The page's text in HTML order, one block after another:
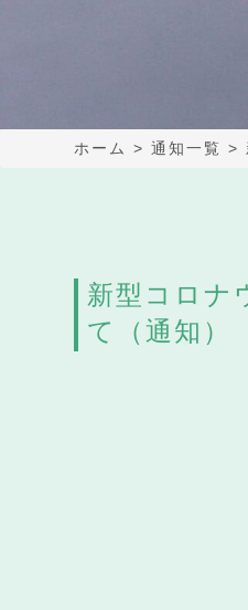
ホーム > 通知一覧 >
新型コロナ
て（通知）